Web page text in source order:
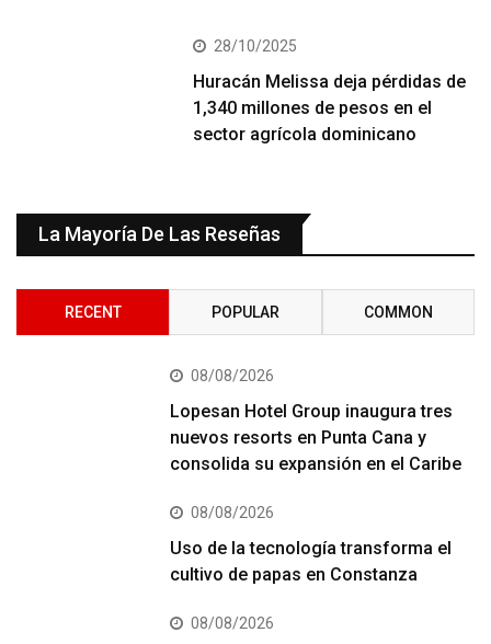
28/10/2025
Huracán Melissa deja pérdidas de
1,340 millones de pesos en el
sector agrícola dominicano
La Mayoría De Las Reseñas
RECENT POPULAR COMMON
08/08/2026
Lopesan Hotel Group inaugura tres
nuevos resorts en Punta Cana y
consolida su expansión en el Caribe
08/08/2026
Uso de la tecnología transforma el
cultivo de papas en Constanza
08/08/2026